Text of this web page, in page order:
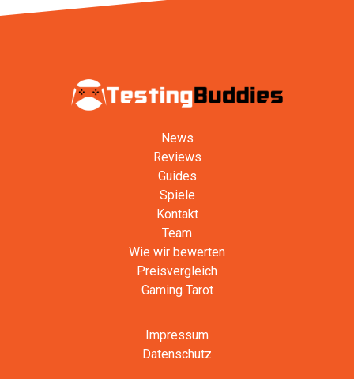
News
Reviews
Guides
Spiele
Kontakt
Team
Wie wir bewerten
Preisvergleich
Gaming Tarot
Impressum
Datenschutz